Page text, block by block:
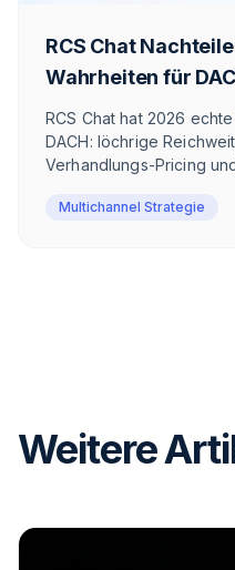
RCS Chat
Wahrheiten für
RCS Chat hat 2026
DACH: löchrige
Verhandlungs-Pricing
WhatsApp gewinnt.
Multichannel Strategie
Weitere